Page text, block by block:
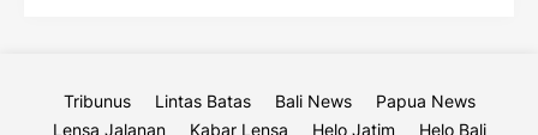
Tribunus Lintas Batas Bali News
Papua News
Lensa Jalanan
Kabar Lensa Helo Jatim Helo Bali